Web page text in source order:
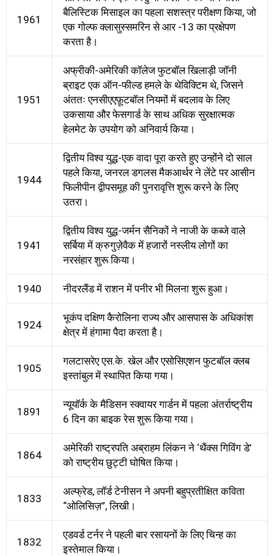
1961
बैलिस्टिक मिसाइल का पहला सशस्त्र परीक्षण किया, जो
एक गोल्फ क्लासुस्समरिन से आर -13 का प्रक्षेपण
करता है।
1951
अफ्रीकी-अमेरिकी कॉलेज फुटबॉल खिलाड़ी जॉनी
ब्राइट एक ऑन-फील्ड हमले के थेविक्टिम थे, जिसने
अंततः एनसीएएफ़ूटबॉल नियमों में बदलाव के लिए
उकसाया और फेसगार्ड के साथ अधिक सुरक्षात्मक
हेलमेट के उपयोग को अनिवार्य किया।
1944
द्वितीय विश्व युद्ध-एक वादा पूरा करते हुए उन्होंने दो साल
पहले किया, जनरल डगलस मैकआर्थर ने लेंटे पर आसीन
फिलीपीन द्वीपसमूह की पुनरावृत्ति शुरू करने के लिए
उतरा।
1941
द्वितीय विश्व युद्ध-जर्मन सैनिकों ने नाजी के कब्जे वाले
सर्बिया में क्रुगुज़ेवैक में हजारों नस्लीय लोगों का
नरसंहार शुरू किया।
1940 नीदरलैंड में राशन में पनीर भी मिलना शुरू हुआ।
1924
भूकंप दक्षिण कैरोलिना राज्य और आसपास के अधिकांश
क्षेत्र में हंगामा पैदा करता है।
1905
गलटासरेए एस.के. खेल और एसोसिएशन फुटबॉल क्लब
इस्तांबुल में स्थापित किया गया।
1891
न्यूयॉर्क के मैडिसन स्क्वायर गार्डन में पहला अंतर्राष्ट्रीय
6 दिन का बाइक रेस शुरू किया गया।
1864
अमेरिकी राष्ट्रपति अब्राहम लिंकन ने ‘थैंक्स गिविंग डे’
को राष्ट्रीय छुट्टी घोषित किया।
1833
अल्फ्रेड, लॉर्ड टेनीसन ने अपनी बहुप्रतीक्षित कविता
“ओलिसिज़”, लिखी।
1832
एडवर्ड टर्नर ने पहली बार रसायनों के लिए चिन्ह का
इस्तेमाल किया।